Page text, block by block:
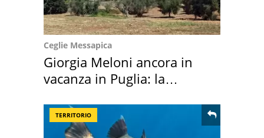
Ceglie Messapica
Giorgia Meloni ancora in
vacanza in Puglia: la
TERRITORIO